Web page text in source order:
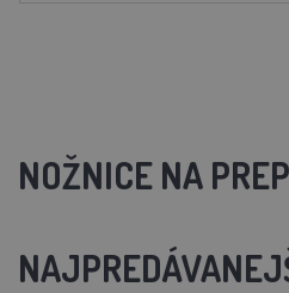
NOŽNICE NA